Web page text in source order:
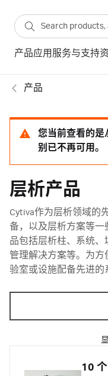
产品应用 服务与支持
产品
您当前查看的是
别已不再可用。
层析产品
Cytiva作为层析领域的
备，以及层析方案等一
品包括层析柱、系统
管理解决方案等。为
验室或设施配备先进的
10